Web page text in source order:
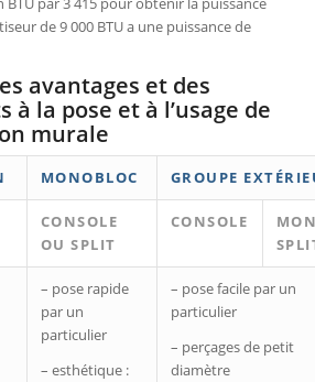
de 9 000 BTU a une puissance de
avantages et des
à la pose et à l’usage de
murale
MONOBLOC GROUPE
CONSOLE
OU SPLIT
CONSOLE
– pose rapide
par un
particulier
– esthétique :
– pose facile par un
particulier
– perçages de petit
diamètre